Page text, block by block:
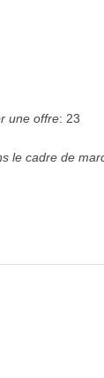
une offre:23
le cadre de